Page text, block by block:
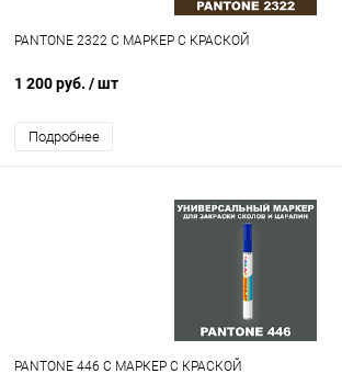
PANTONE 2322 C МАРКЕР С КРАСКОЙ
1 200 руб. / шт
Подробнее
PANTONE 446 C МАРКЕР С КРАСКОЙ